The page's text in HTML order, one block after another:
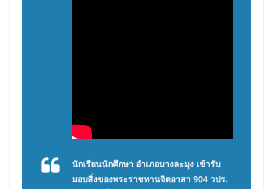
นักเรียนนักศึกษา อำเภอบางละมุง เข้ารับ
มอบสิ่งของพระราชทานจิตอาสา 904 วปร.